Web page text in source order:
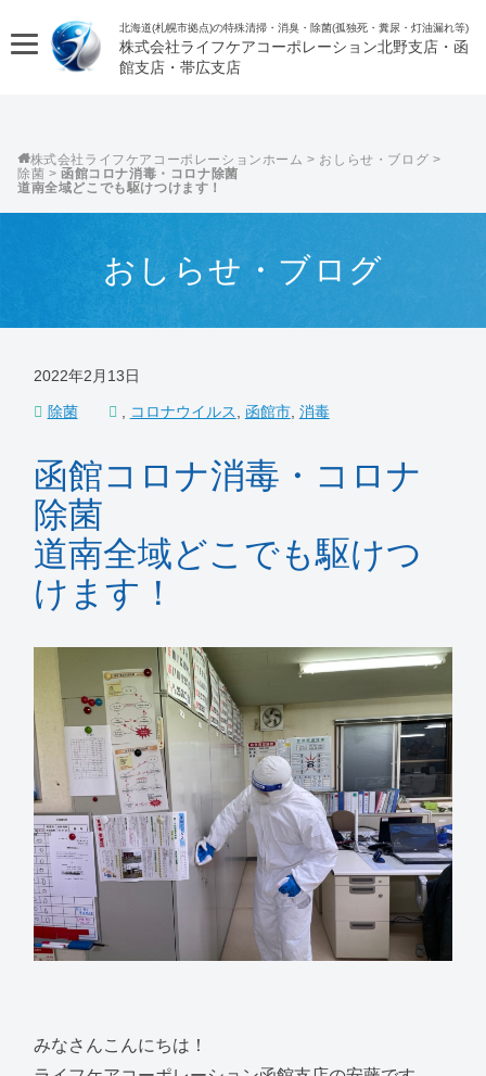
北海道(札幌市拠点)の特殊清掃・消臭・除菌(孤独死・糞尿・灯油漏れ等)
株式会社ライフケアコーポレーション
株式会社ライフケアコーポレーション > おしらせ・ブログ >
除菌 >函館コロナ消毒・コロナ除菌
道南全域どこでも駆けつけます！
おしらせ・ブログ
2022年2月13日
除菌 コロナウイルス 函館市, 消毒
函館コロナ消毒・コロナ
除菌
道南全域どこでも駆けつ
けます！
みなさんこんにちは！